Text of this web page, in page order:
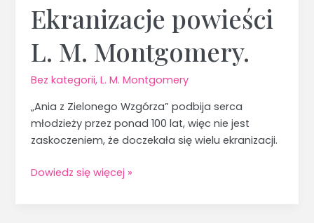
Ekranizacje powieści
L. M. Montgomery.
Bez kategorii,L. M. Montgomery
„Ania z Zielonego Wzgórza” podbija serca
młodzieży przez ponad 100 lat, więc nie jest
zaskoczeniem, że doczekała się wielu ekranizacji.
Dowiedz się więcej »